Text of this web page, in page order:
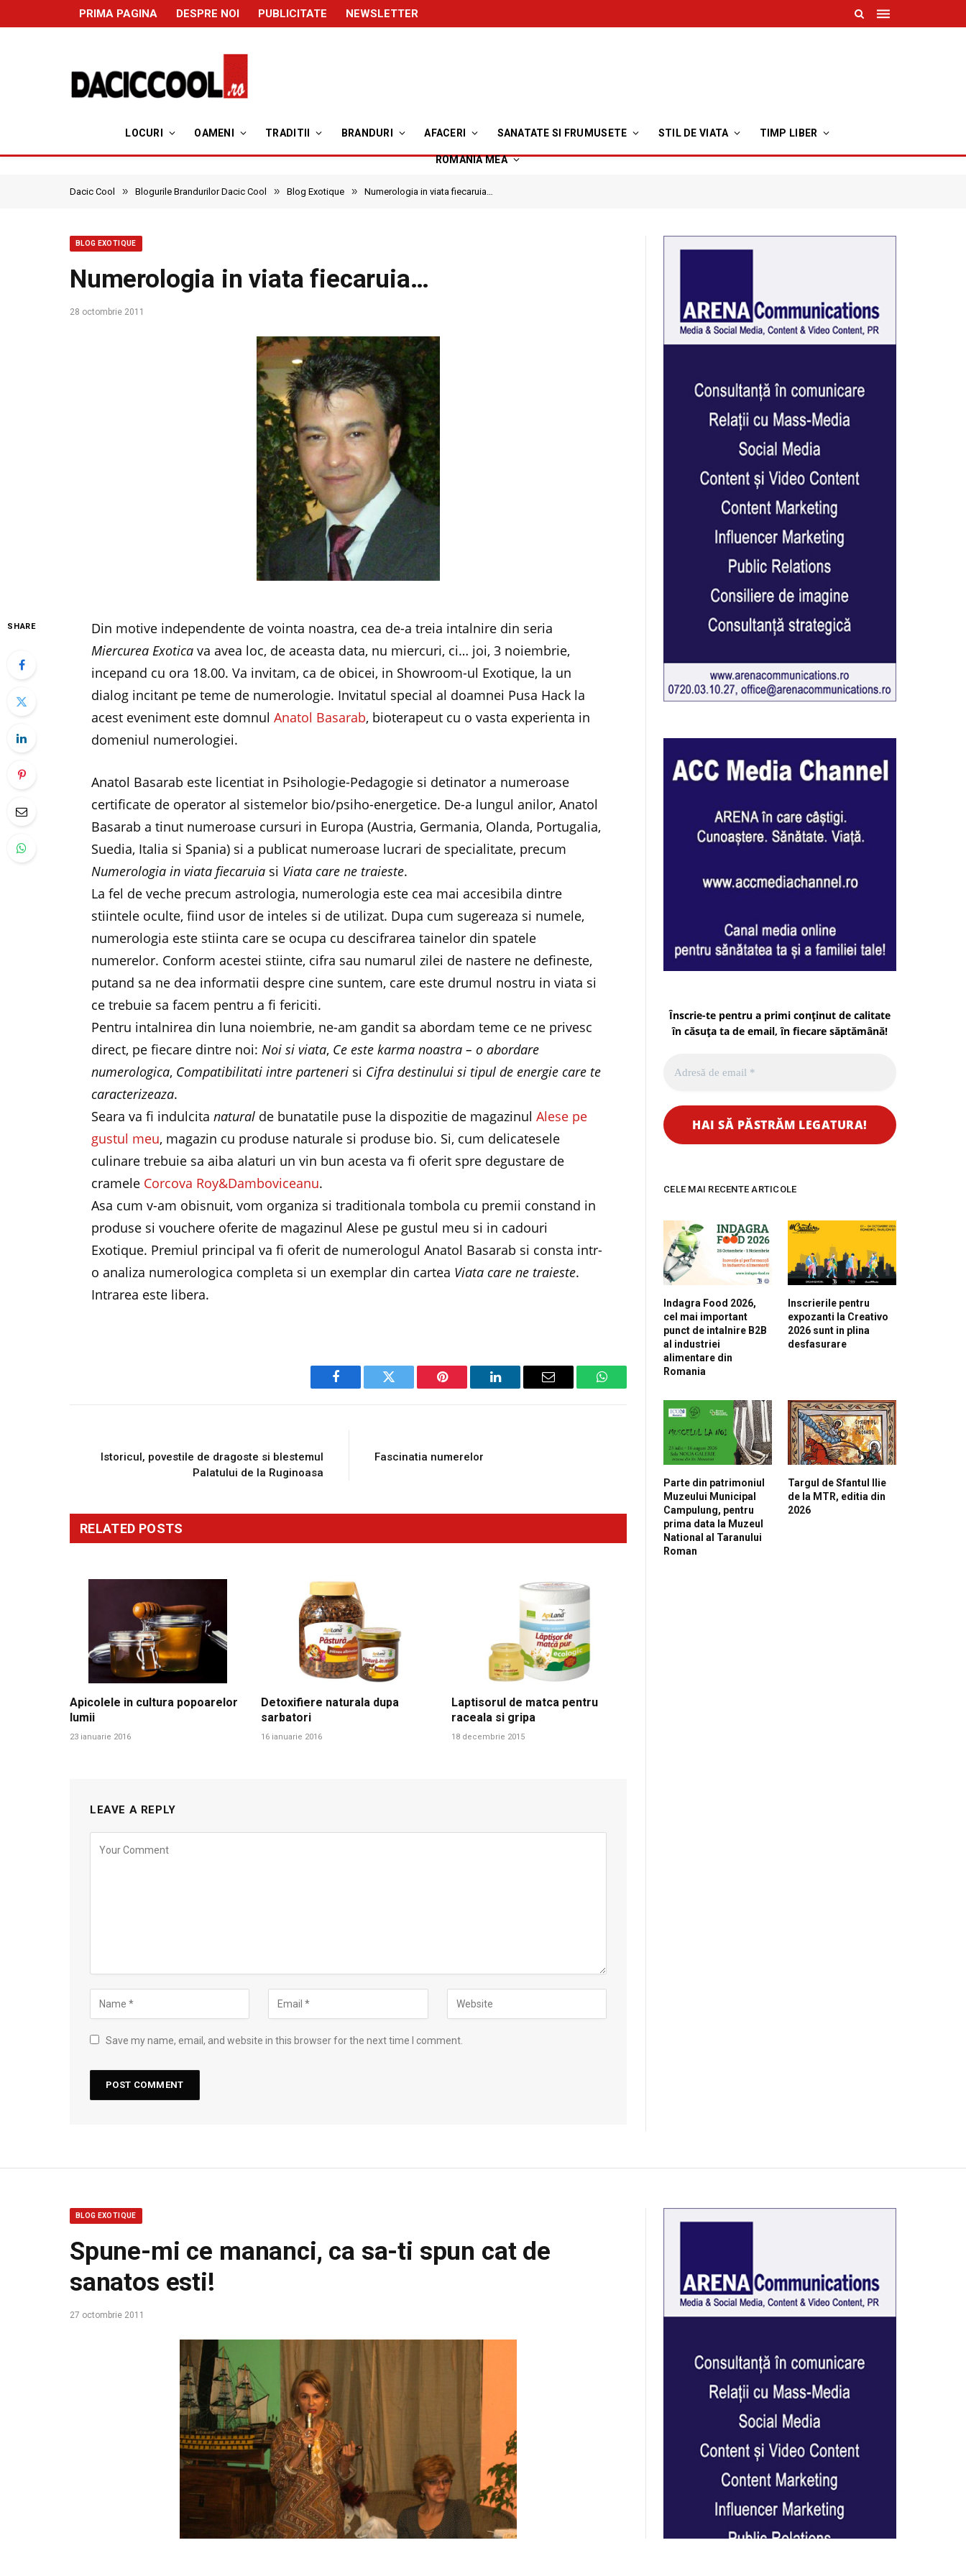
PRIMA PAGINA DESPRE NOI PUBLICITATE NEWSLETTER
LOCURI OAMENI TRADITII BRANDURI AFACERI SANATATE SI FRUMUSETE STIL DE VIATA TIMP LIBER
ROMANIA MEA
Dacic Cool » Blogurile Brandurilor Dacic Cool » Blog Exotique » Numerologia in viata fiecaruia…
BLOG EXOTIQUE
Numerologia in viata fiecaruia…
28 octombrie 2011
SHARE
Din motive independente de vointa noastra, cea de-a treia intalnire din seria
Miercurea Exotica va avea loc, de aceasta data, nu miercuri, ci… joi, 3 noiembrie,
incepand cu ora 18.00. Va invitam, ca de obicei, in Showroom-ul Exotique, la un
dialog incitant pe teme de numerologie. Invitatul special al doamnei Pusa Hack la
acest eveniment este domnulAnatol Basarab, bioterapeut cu o vasta experienta in
domeniul numerologiei.
Anatol Basarab este licentiat in Psihologie-Pedagogie si detinator a numeroase
certificate de operator al sistemelor bio/psiho-energetice. De-a lungul anilor, Anatol
Basarab a tinut numeroase cursuri in Europa (Austria, Germania, Olanda, Portugalia,
Suedia, Italia si Spania) si a publicat numeroase lucrari de specialitate, precum
Numerologia in viata fiecaruia si Viata care ne traieste.
La fel de veche precum astrologia, numerologia este cea mai accesibila dintre
stiintele oculte, fiind usor de inteles si de utilizat. Dupa cum sugereaza si numele,
numerologia este stiinta care se ocupa cu descifrarea tainelor din spatele
numerelor. Conform acestei stiinte, cifra sau numarul zilei de nastere ne defineste,
putand sa ne dea informatii despre cine suntem, care este drumul nostru in viata si
ce trebuie sa facem pentru a fi fericiti.
Pentru intalnirea din luna noiembrie, ne-am gandit sa abordam teme ce ne privesc
direct, pe fiecare dintre noi: Noi si viata, Ce este karma noastra – o abordare
numerologica, Compatibilitati intre parteneri si Cifra destinului si tipul de energie care te
caracterizeaza.
Seara va fi indulcita natural de bunatatile puse la dispozitie de magazinulAlese pe
gustul meu, magazin cu produse naturale si produse bio. Si, cum delicatesele
culinare trebuie sa aiba alaturi un vin bun acesta va fi oferit spre degustare de
cramele Corcova Roy&Damboviceanu.
Asa cum v-am obisnuit, vom organiza si traditionala tombola cu premii constand in
produse si vouchere oferite de magazinul Alese pe gustul meu si in cadouri
Exotique. Premiul principal va fi oferit de numerologul Anatol Basarab si consta intr-
o analiza numerologica completa si un exemplar din cartea Viata care ne traieste.
Intrarea este libera.
Facebook Twitter Pinterest LinkedIn Email WhatsApp
Istoricul, povestile de dragoste si blestemul
Palatului de la Ruginoasa
Fascinatia numerelor
RELATED POSTS
Apicolele in cultura popoarelor
lumii
23 ianuarie 2016
Detoxifiere naturala dupa
sarbatori
16 ianuarie 2016
Laptisorul de matca pentru
raceala si gripa
18 decembrie 2015
LEAVE A REPLY
Save my name, email, and website in this browser for the next time I comment.
Înscrie-te pentru a primi conținut de calitate
în căsuța ta de email, în fiecare săptămână!
CELE MAI RECENTE ARTICOLE
Indagra Food 2026,
cel mai important
punct de intalnire B2B
al industriei
alimentare din
Romania
Inscrierile pentru
expozanti la Creativo
2026 sunt in plina
desfasurare
Parte din patrimoniul
Muzeului Municipal
Campulung, pentru
prima data la Muzeul
National al Taranului
Roman
Targul de Sfantul Ilie
de la MTR, editia din
2026
BLOG EXOTIQUE
Spune-mi ce mananci, ca sa-ti spun cat de
sanatos esti!
27 octombrie 2011